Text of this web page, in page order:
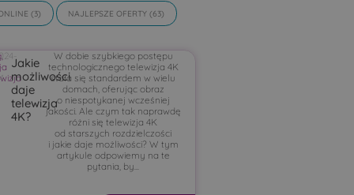
(3) NAJLEPSZE OFERTY (63)
Jakie
możliwości
daje
telewizja
4K?
W dobie szybkiego postępu
technologicznego telewizja 4K
stała się standardem w wielu
domach, oferując obraz
o niespotykanej wcześniej
jakości. Ale czym tak naprawdę
różni się telewizja 4K
od starszych rozdzielczości
i jakie daje możliwości? W tym
artykule odpowiemy na te
pytania, by...